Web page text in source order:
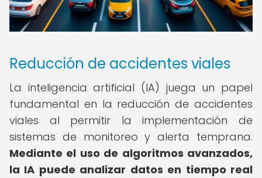
Reducción de accidentes viales
La inteligencia artificial (IA) juega un papel
fundamental en la reducción de accidentes
viales al permitir la implementación de
sistemas de monitoreo y alerta temprana.
Mediante el uso de algoritmos avanzados,
la IA puede analizar datos en tiempo real